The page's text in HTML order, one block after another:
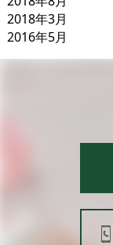
2018年3月
2016年5月